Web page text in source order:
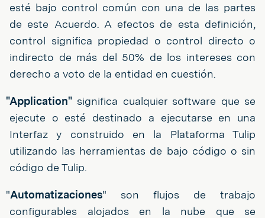
esté bajo control común con una de las partes
de este Acuerdo. A efectos de esta definición,
control significa propiedad o control directo o
indirecto de más del 50% de los intereses con
derecho a voto de la entidad en cuestión.
"Application"significa cualquier software que se
ejecute o esté destinado a ejecutarse en una
Interfaz y construido en la Plataforma Tulip
utilizando las herramientas de bajo código o sin
código de Tulip.
"Automatizaciones" son flujos de trabajo
configurables alojados en la nube que se